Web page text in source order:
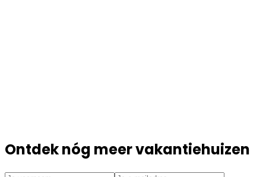
Ontdek nóg meer vakantiehuizen